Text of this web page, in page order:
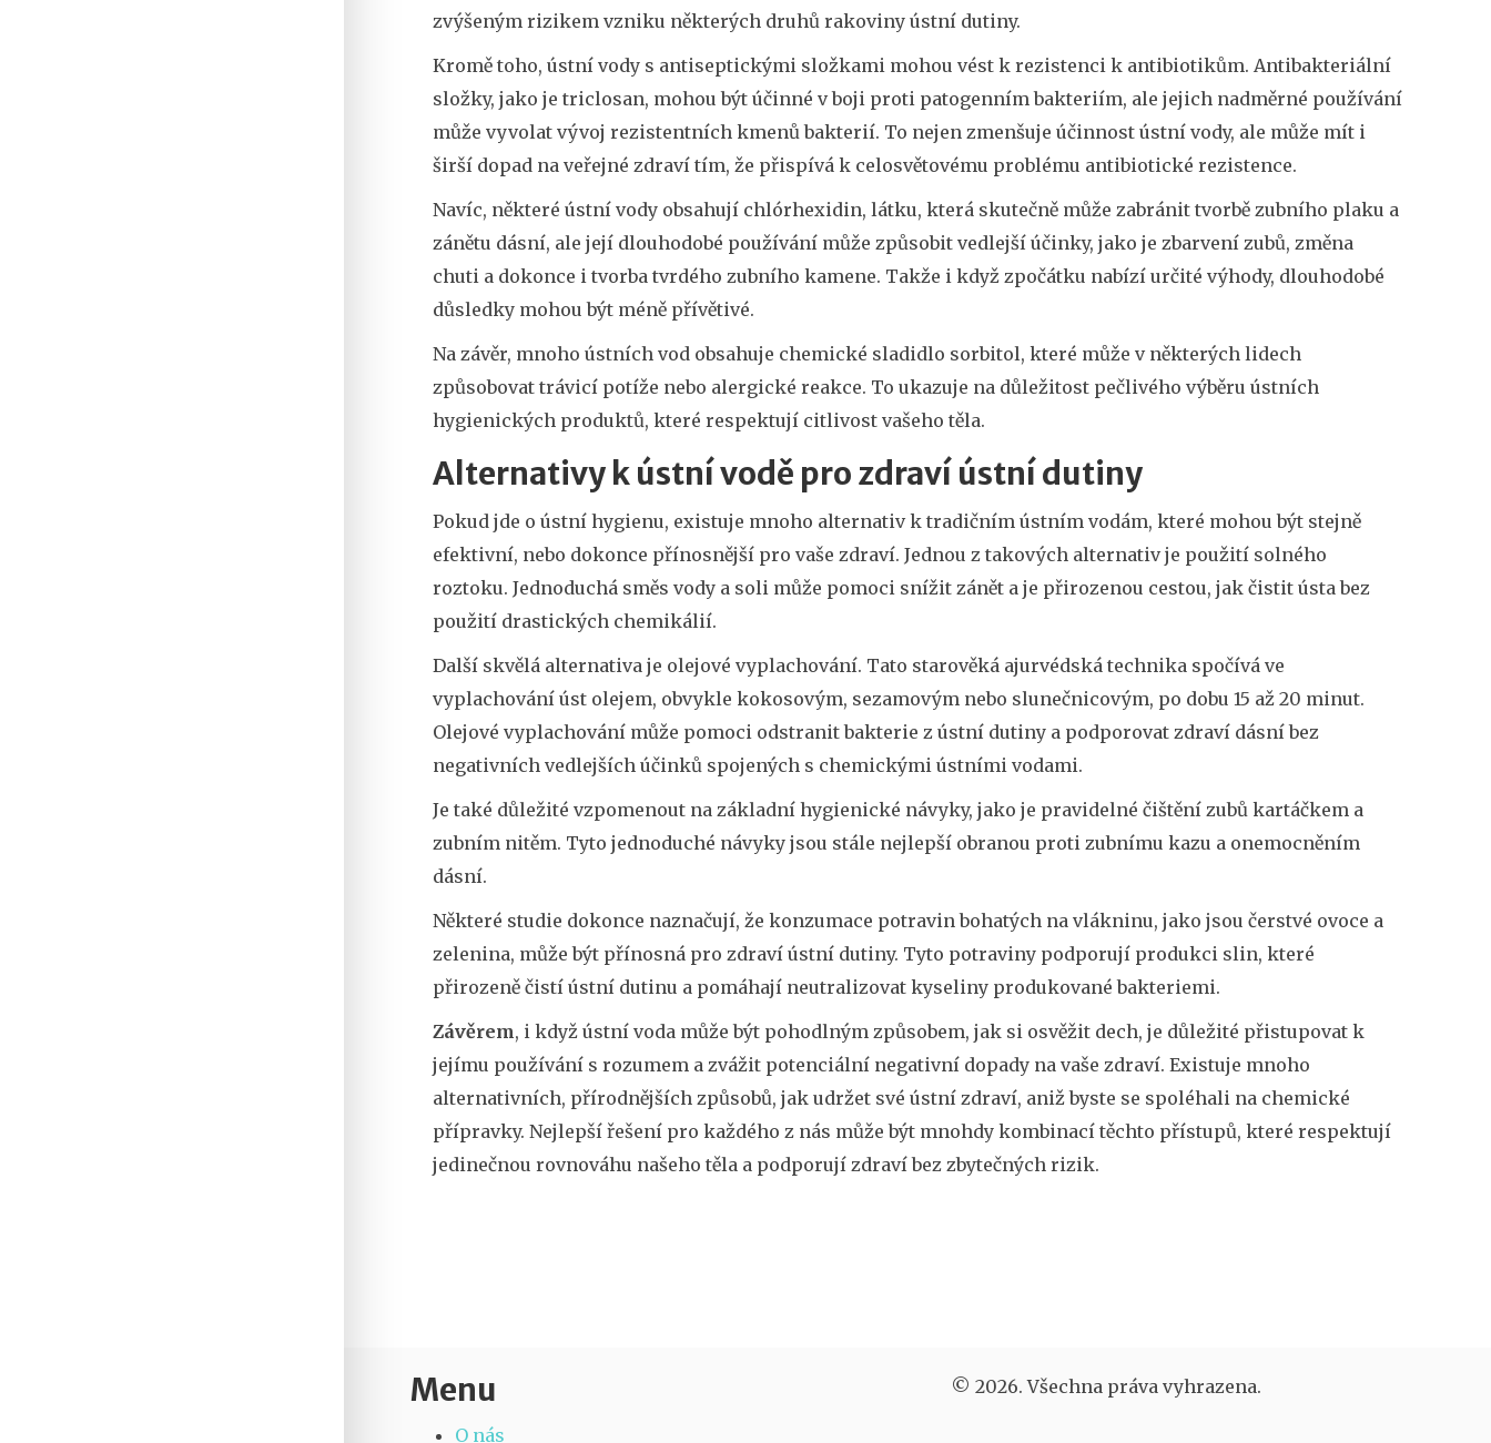
zvýšeným rizikem vzniku některých druhů rakoviny ústní dutiny.
Kromě toho, ústní vody s antiseptickými složkami mohou vést k rezistenci k antibiotikům. Antibakteriální
složky, jako je triclosan, mohou být účinné v boji proti patogenním bakteriím, ale jejich nadměrné používání
může vyvolat vývoj rezistentních kmenů bakterií. To nejen zmenšuje účinnost ústní vody, ale může mít i
širší dopad na veřejné zdraví tím, že přispívá k celosvětovému problému antibiotické rezistence.
Navíc, některé ústní vody obsahují chlórhexidin, látku, která skutečně může zabránit tvorbě zubního plaku a
zánětu dásní, ale její dlouhodobé používání může způsobit vedlejší účinky, jako je zbarvení zubů, změna
chuti a dokonce i tvorba tvrdého zubního kamene. Takže i když zpočátku nabízí určité výhody, dlouhodobé
důsledky mohou být méně přívětivé.
Na závěr, mnoho ústních vod obsahuje chemické sladidlo sorbitol, které může v některých lidech
způsobovat trávicí potíže nebo alergické reakce. To ukazuje na důležitost pečlivého výběru ústních
hygienických produktů, které respektují citlivost vašeho těla.
Alternativy k ústní vodě pro zdraví ústní dutiny
Pokud jde o ústní hygienu, existuje mnoho alternativ k tradičním ústním vodám, které mohou být stejně
efektivní, nebo dokonce přínosnější pro vaše zdraví. Jednou z takových alternativ je použití solného
roztoku. Jednoduchá směs vody a soli může pomoci snížit zánět a je přirozenou cestou, jak čistit ústa bez
použití drastických chemikálií.
Další skvělá alternativa je olejové vyplachování. Tato starověká ajurvédská technika spočívá ve
vyplachování úst olejem, obvykle kokosovým, sezamovým nebo slunečnicovým, po dobu 15 až 20 minut.
Olejové vyplachování může pomoci odstranit bakterie z ústní dutiny a podporovat zdraví dásní bez
negativních vedlejších účinků spojených s chemickými ústními vodami.
Je také důležité vzpomenout na základní hygienické návyky, jako je pravidelné čištění zubů kartáčkem a
zubním nitěm. Tyto jednoduché návyky jsou stále nejlepší obranou proti zubnímu kazu a onemocněním
dásní.
Některé studie dokonce naznačují, že konzumace potravin bohatých na vlákninu, jako jsou čerstvé ovoce a
zelenina, může být přínosná pro zdraví ústní dutiny. Tyto potraviny podporují produkci slin, které
přirozeně čistí ústní dutinu a pomáhají neutralizovat kyseliny produkované bakteriemi.
Závěrem, i když ústní voda může být pohodlným způsobem, jak si osvěžit dech, je důležité přistupovat k
jejímu používání s rozumem a zvážit potenciální negativní dopady na vaše zdraví. Existuje mnoho
alternativních, přírodnějších způsobů, jak udržet své ústní zdraví, aniž byste se spoléhali na chemické
přípravky. Nejlepší řešení pro každého z nás může být mnohdy kombinací těchto přístupů, které respektují
jedinečnou rovnováhu našeho těla a podporují zdraví bez zbytečných rizik.
Menu
O nás
© 2026. Všechna práva vyhrazena.